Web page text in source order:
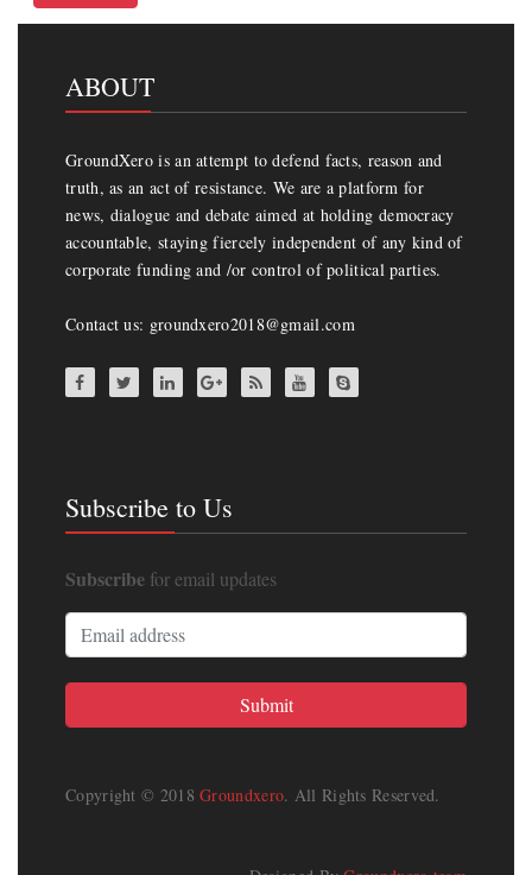
ABOUT
GroundXero is an attempt to defend facts, reason and
truth, as an act of resistance. We are a platform for
news, dialogue and debate aimed at holding democracy
accountable, staying fiercely independent of any kind of
corporate funding and /or control of political parties.
Contact us: groundxero2018@gmail.com
Subscribe to Us
Subscribe for email updates
Copyright © 2018Groundxero. All Rights Reserved.